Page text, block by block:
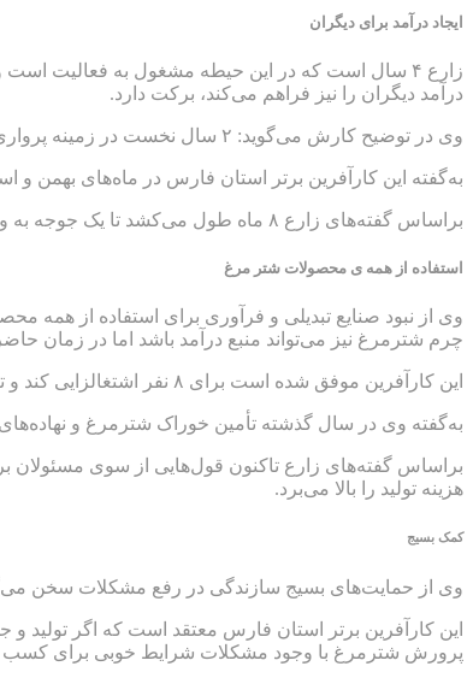
ایجاد درآمد برای دیگران
زارع ۴ سال است که در این حیطه مشغول به فعالیت
درآمد دیگران را نیز فراهم می‌کند، برکت دارد.
وی در توضیح کارش می‌گوید: ۲ سال نخست در زمینه پرواری کار می‌کردم پس از آن تصمیم گرفتم به پرورش شترمرغ مولد نیز وارد شوم و اکنون از صفر تا صد تولید شترمرغ را انجام می‌دهم.
به‌گفته این کارآفرین برتر استان فارس در ماه‌های بهمن و اسفند تخم‌گذاری شترمرغ‌های مولد شروع
براساس گفته‌های زارع ۸ ماه طول می‌کشد تا یک جوجه به وزن مناسب برای کشتار برسد و به‌اصطلاح پروار شود که در آن زمان امکان فروش گوشت شترمرغ فراهم می‌شود.
استفاده از همه ی محصولات شتر مرغ
وی از نبود صنایع تبدیلی و فرآوری برای استفاده از
چرم شترمرغ نیز می‌تواند منبع درآمد باشد اما در زمان
این کارآفرین موفق شده است برای ۸ نفر اشتغالزایی کند و تنها مشکل برای توسعه کار را نبود سرمایه و مشکلات بسیار برای دریافت تسهیلات ذکر می‌کند.
به‌گفته وی در سال گذشته تأمین خوراک شترمرغ و
براساس گفته‌های زارع تاکنون قول‌هایی از سوی مسئولان
هزینه تولید را بالا می‌برد.
کمک بسیج
وی از حمایت‌های بسیج سازندگی در رفع مشکلات سخن می‌گوید و اذعان
این کارآفرین برتر استان فارس معتقد است که اگر تولید
پرورش شترمرغ با وجود مشکلات شرایط خوبی برای کسب